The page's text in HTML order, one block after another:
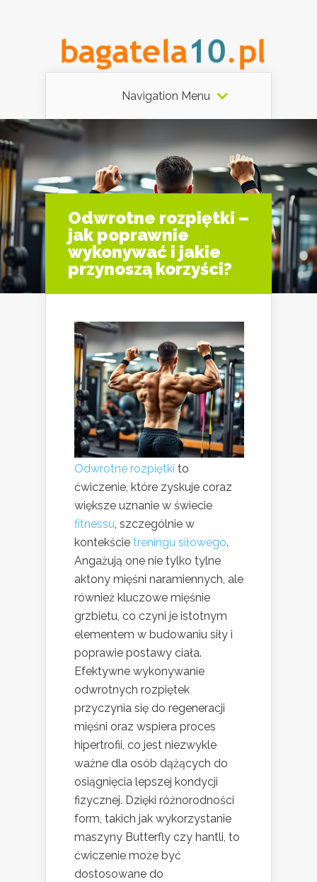
Navigation Menu
Odwrotne rozpiętki –
jak poprawnie
wykonywać i jakie
przynoszą korzyści?
Odwrotne rozpiętki to
ćwiczenie, które zyskuje coraz
większe uznanie w świecie
fitnessu, szczególnie w
kontekście treningu siłowego.
Angażują one nie tylko tylne
aktony mięśni naramiennych, ale
również kluczowe mięśnie
grzbietu, co czyni je istotnym
elementem w budowaniu siły i
poprawie postawy ciała.
Efektywne wykonywanie
odwrotnych rozpiętek
przyczynia się do regeneracji
mięśni oraz wspiera proces
hipertrofii, co jest niezwykle
ważne dla osób dążących do
osiągnięcia lepszej kondycji
fizycznej. Dzięki różnorodności
form, takich jak wykorzystanie
maszyny Butterfly czy hantli, to
ćwiczenie może być
dostosowane do